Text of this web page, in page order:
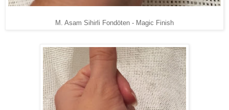
M. Asam Sihirli Fondöten - Magic Finish